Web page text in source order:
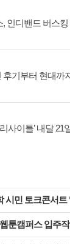
인디밴드 버스
후기부터 현대까
사이틀’ 내달 21
시민 토크콘서트
툰캠퍼스 입주